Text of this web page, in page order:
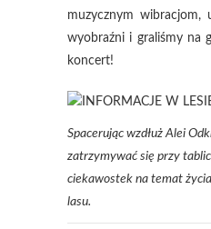
muzycznym wibracjom,
wyobraźni i graliśmy na
koncert!
Spacerując wzdłuż Alei
zatrzymywać się przy
ciekawostek na temat
lasu.